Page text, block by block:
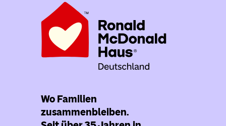
Wo Familien
zusammenbleiben.